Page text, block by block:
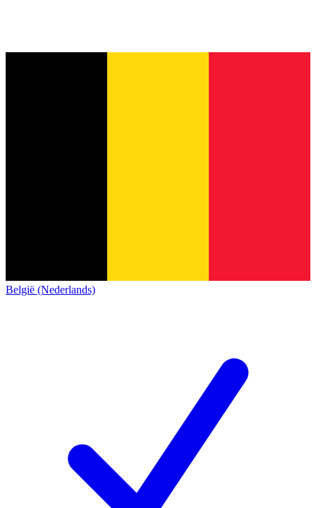
België (Nederlands)